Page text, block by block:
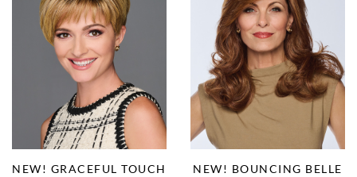
NEW! GRACEFUL TOUCH NEW! BOUNCING BELLE